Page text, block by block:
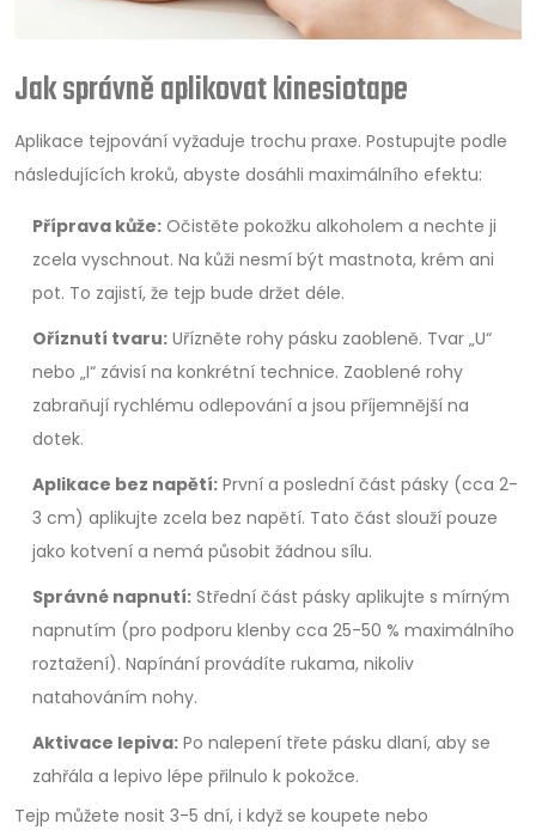
Jak správně aplikovat kinesiotape
Aplikace tejpování vyžaduje trochu praxe. Postupujte podle
následujících kroků, abyste dosáhli maximálního efektu:
Příprava kůže: Očistěte pokožku alkoholem a nechte ji
zcela vyschnout. Na kůži nesmí být mastnota, krém ani
pot. To zajistí, že tejp bude držet déle.
Oříznutí tvaru: Uřízněte rohy pásku zaobleně. Tvar „U“
nebo „I“ závisí na konkrétní technice. Zaoblené rohy
zabraňují rychlému odlepování a jsou příjemnější na
dotek.
Aplikace bez napětí: První a poslední část pásky (cca 2-
3 cm) aplikujte zcela bez napětí. Tato část slouží pouze
jako kotvení a nemá působit žádnou sílu.
Správné napnutí: Střední část pásky aplikujte s mírným
napnutím (pro podporu klenby cca 25-50 % maximálního
roztažení). Napínání provádíte rukama, nikoliv
natahováním nohy.
Aktivace lepiva: Po nalepení třete pásku dlaní, aby se
zahřála a lepivo lépe přilnulo k pokožce.
Tejp můžete nosit 3-5 dní, i když se koupete nebo